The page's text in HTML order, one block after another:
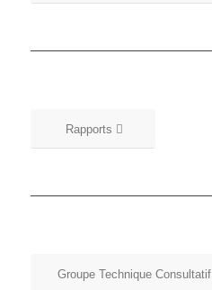
Rapports
Groupe Technique Consultatif